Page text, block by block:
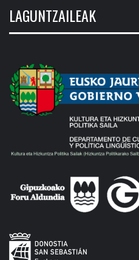
LAGUNTZAILEAK